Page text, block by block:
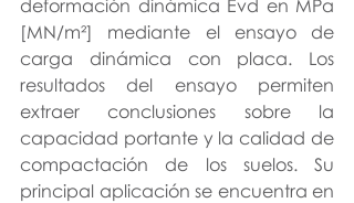
deformación dinámica Evd en MPa
[MN/m²] mediante el ensayo de
carga dinámica con placa. Los
resultados del ensayo permiten
extraer conclusiones sobre la
capacidad portante y la calidad de
compactación de los suelos. Su
principal aplicación se encuentra en